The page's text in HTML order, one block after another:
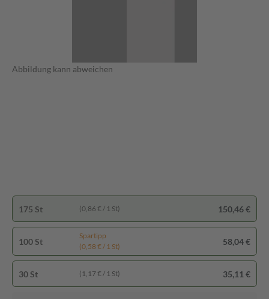
Abbildung kann abweichen
175 St (0,86 € / 1 St) 150,46 €
100 St
Spartipp
(0,58 € / 1 St)
58,04 €
30 St (1,17 € / 1 St) 35,11 €